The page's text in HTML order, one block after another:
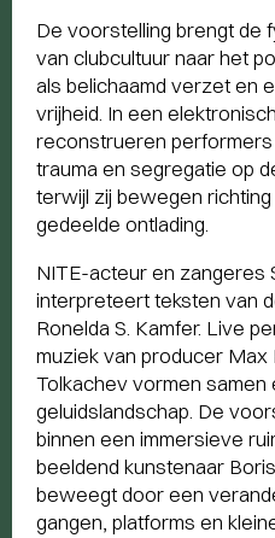
De voorstelling brengt de
van clubcultuur naar het
als belichaamd verzet en
vrijheid. In een
reconstrueren performers
trauma en segregatie op
terwijl zij bewegen
gedeelde ontlading.
NITE-acteur en zangeres
interpreteert teksten van
Ronelda S. Kamfer. Live
muziek van producer Max
Tolkachev vormen
geluidslandschap. De
binnen een immersieve
beeldend kunstenaar
beweegt door een
gangen, platforms en